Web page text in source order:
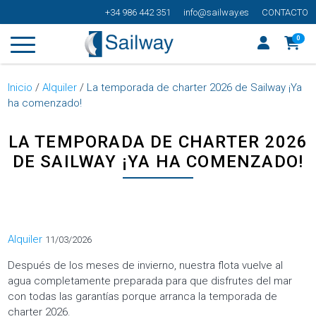
+34 986 442 351 info@sailway.es CONTACTO
0
Inicio /Alquiler / La temporada de charter 2026 de Sailway ¡Ya
ha comenzado!
LA TEMPORADA DE CHARTER 2026
DE SAILWAY ¡YA HA COMENZADO!
Categorías
Alquiler 11/03/2026
Después de los meses de invierno, nuestra flota vuelve al
agua completamente preparada para que disfrutes del mar
con todas las garantías porque arranca la temporada de
charter 2026.